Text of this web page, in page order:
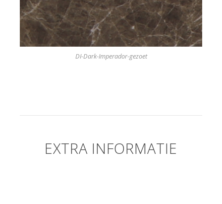
DI-Dark-Imperador-gezoet
EXTRA INFORMATIE